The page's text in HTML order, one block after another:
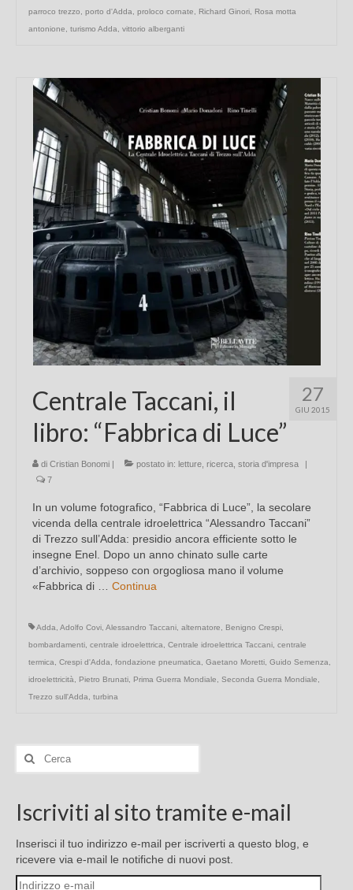
parroco trezzo
porto d'Adda proloco cornate Richard Ginori
Rosa motta
antonione
turismo Adda vittorio alberganti
27
GIU 2015
Centrale Taccani, il
libro: “Fabbrica di Luce”
di Cristian Bonomi | postato in: letture ricerca storia d'impresa
|
7
In un volume fotografico, “Fabbrica di Luce”, la secolare
vicenda della centrale idroelettrica “Alessandro Taccani”
di Trezzo sull’Adda: presidio ancora efficiente sotto le
insegne Enel. Dopo un anno chinato sulle carte
d’archivio, soppeso con orgogliosa mano il volume
«Fabbrica di … Continua
Adda Adolfo Covi Alessandro Taccani alternatore Benigno Crespi
bombardamenti centrale idroelettrica Centrale idroelettrica Taccani centrale
termica
Crespi d'Adda fondazione pneumatica Gaetano Moretti Guido Semenza
idroelettricità
Pietro Brunati Prima Guerra Mondiale Seconda Guerra Mondiale
Trezzo sull'Adda
turbina
Cerca:
Iscriviti al sito tramite e-mail
Inserisci il tuo indirizzo e-mail per iscriverti a questo blog, e
ricevere via e-mail le notifiche di nuovi post.
Indirizzo